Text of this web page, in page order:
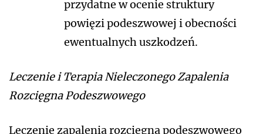
przydatne w ocenie struktury
powięzi podeszwowej i obecności
ewentualnych uszkodzeń.
Leczenie i Terapia Nieleczonego Zapalenia
Rozcięgna Podeszwowego
Leczenie zapalenia rozcięgna podeszwowego